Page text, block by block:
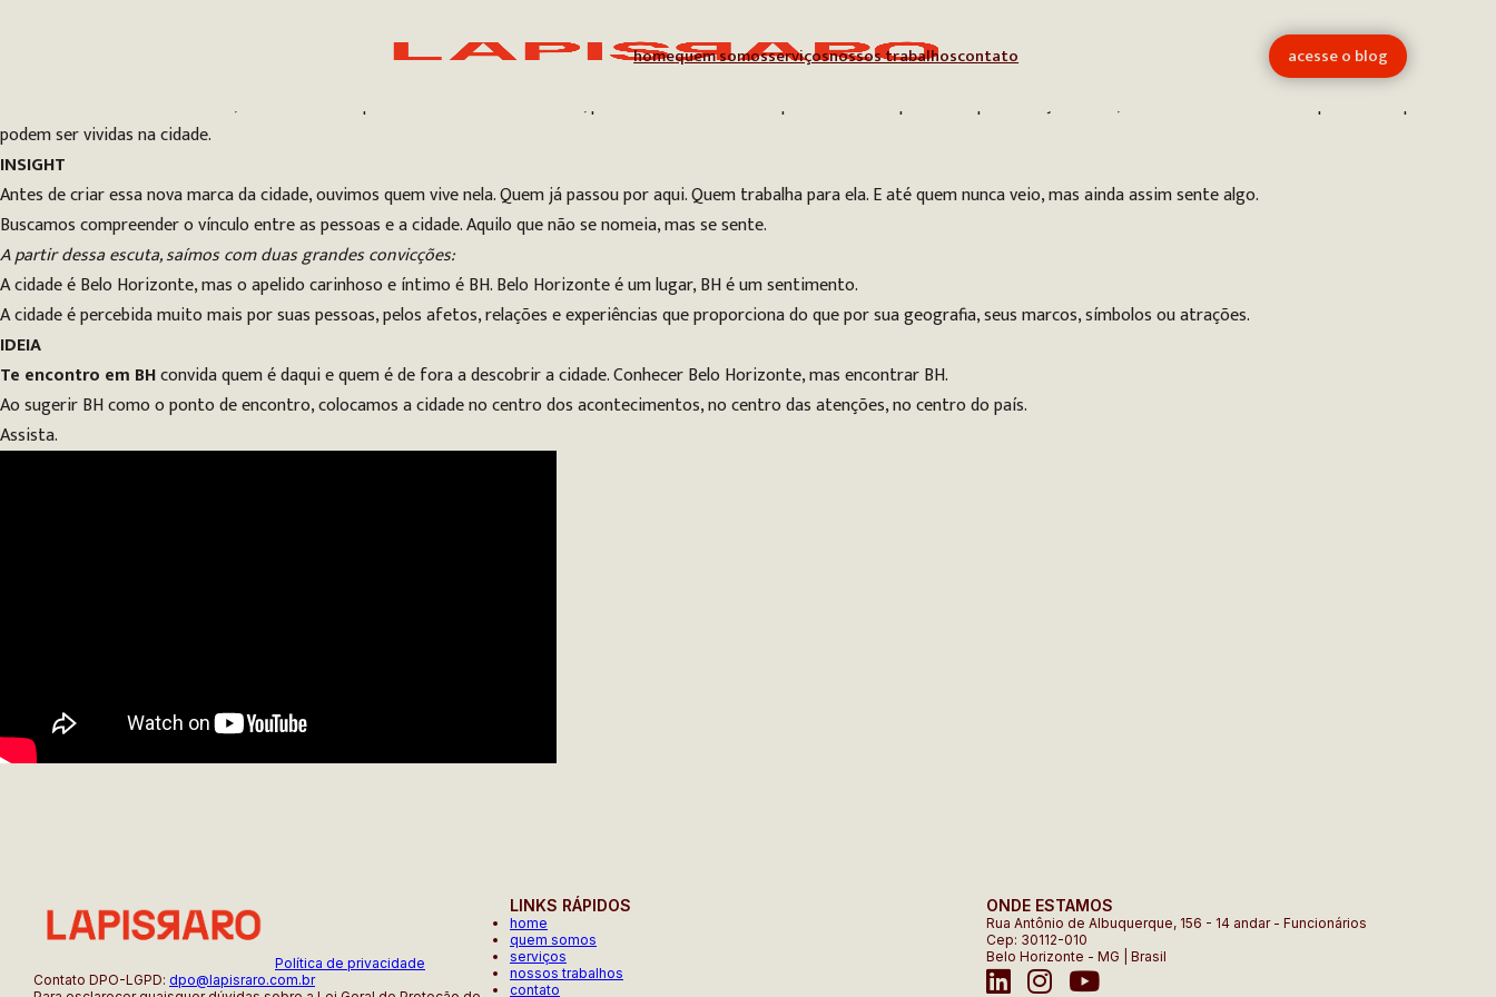
homequem somosserviçosnossos trabalhoscontato acesse o blog
A Prefeitura de Belo Horizonte, como forma de promover o setor de turismo, precisava de uma marca que fosse mais que uma representação visual, mas um manifesto das experiências que só
podem ser vividas na cidade.
INSIGHT
Antes de criar essa nova marca da cidade, ouvimos quem vive nela. Quem já passou por aqui. Quem trabalha para ela. E até quem nunca veio, mas ainda assim sente algo.
Buscamos compreender o vínculo entre as pessoas e a cidade. Aquilo que não se nomeia, mas se sente.
A partir dessa escuta, saímos com duas grandes convicções:
A cidade é Belo Horizonte, mas o apelido carinhoso e íntimo é BH. Belo Horizonte é um lugar, BH é um sentimento.
A cidade é percebida muito mais por suas pessoas, pelos afetos, relações e experiências que proporciona do que por sua geografia, seus marcos, símbolos ou atrações.
IDEIA
Te encontro em BHconvida quem é daqui e quem é de fora a descobrir a cidade. Conhecer Belo Horizonte, mas encontrar BH.
Ao sugerir BH como o ponto de encontro, colocamos a cidade no centro dos acontecimentos, no centro das atenções, no centro do país.
Assista.
Política de privacidade
Contato DPO-LGPD: dpo@lapisraro.com.br
LINKS RÁPIDOS
home
quem somos
serviços
nossos trabalhos
contato
ONDE ESTAMOS
Rua Antônio de Albuquerque, 156 - 14 andar - Funcionários
Cep: 30112-010
Belo Horizonte - MG | Brasil